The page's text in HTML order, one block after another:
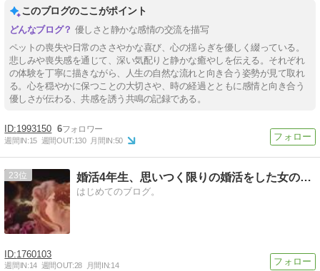
このブログのここがポイント
優しさと静かな感情の交流を描写
ペットの喪失や日常のささやかな喜び、心の揺らぎを優しく綴っている。
悲しみや喪失感を通じて、深い気配りと静かな癒やしを伝える。それぞれ
の体験を丁寧に描きながら、人生の自然な流れと向き合う姿勢が見て取れ
る。心を穏やかに保つことの大切さや、時の経過とともに感情と向き合う
優しさが伝わる、共感を誘う共鳴の記録である。
1993150 6
週間IN:15 週間OUT:130 月間IN:50
23 婚活4年生、思いつく限りの婚活をした女の活動記
はじめてのブログ。
1760103
週間IN:14 週間OUT:28 月間IN:14